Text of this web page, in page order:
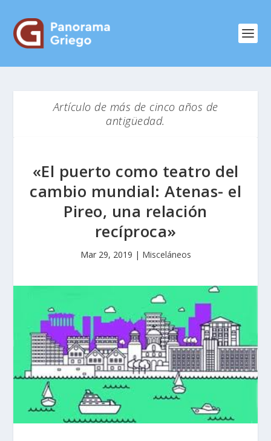
Artículo de más de cinco años de
antigüedad.
«El puerto como teatro del
cambio mundial: Atenas- el
Pireo, una relación
recíproca»
Mar 29, 2019 | Misceláneos